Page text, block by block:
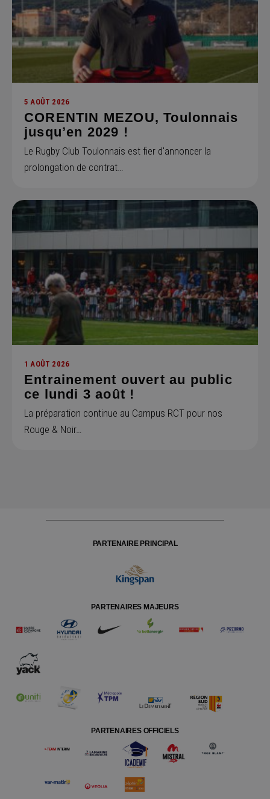
5 AOÛT 2026
CORENTIN MEZOU, Toulonnais
jusqu’en 2029 !
Le Rugby Club Toulonnais est fier d'annoncer la
prolongation de contrat…
1 AOÛT 2026
Entrainement ouvert au public
ce lundi 3 août !
La préparation continue au Campus RCT pour nos
Rouge & Noir…
PARTENAIRE PRINCIPAL
PARTENAIRES MAJEURS
PARTENAIRES OFFICIELS